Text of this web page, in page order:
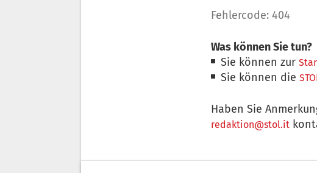
Fehlercode: 404
Was können Sie tun?
Sie können zur
Sie können die
Haben Sie
redaktion@stol.it